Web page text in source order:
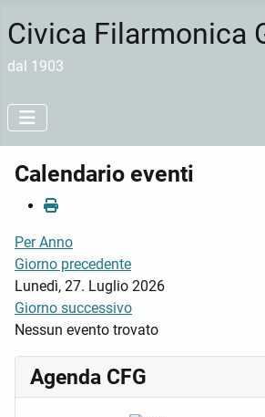
Civica Filarmonica
dal 1903
Calendario eventi
Per Anno
Giorno precedente
Lunedì, 27. Luglio 2026
Giorno successivo
Nessun evento trovato
Agenda CFG